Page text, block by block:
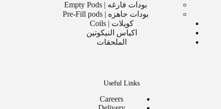
بودات فارغه | Empty Pods
بودات جاهزه | Pre-Fill pods
كويلات | Coils
اكياس النيكوتين
الملحقات
Useful Links
Careers